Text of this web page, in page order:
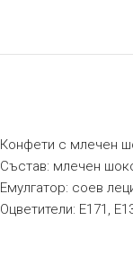
Конфети с млечен
Състав: млечен
Емулгатор: соев
Оцветители: E171,